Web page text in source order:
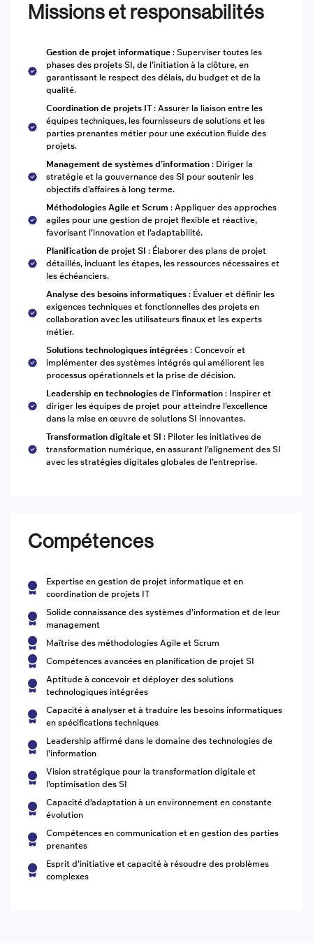
Missions et responsabilités
Gestion de projet informatique : Superviser toutes les
phases des projets SI, de l’initiation à la clôture, en
garantissant le respect des délais, du budget et de la
qualité.
Coordination de projets IT : Assurer la liaison entre les
équipes techniques, les fournisseurs de solutions et les
parties prenantes métier pour une exécution fluide des
projets.
Management de systèmes d’information : Diriger la
stratégie et la gouvernance des SI pour soutenir les
objectifs d’affaires à long terme.
Méthodologies Agile et Scrum: Appliquer des approches
agiles pour une gestion de projet flexible et réactive,
favorisant l’innovation et l’adaptabilité.
Planification de projet SI : Élaborer des plans de projet
détaillés, incluant les étapes, les ressources nécessaires et
les échéanciers.
Analyse des besoins informatiques : Évaluer et définir les
exigences techniques et fonctionnelles des projets en
collaboration avec les utilisateurs finaux et les experts
métier.
Solutions technologiques intégrées : Concevoir et
implémenter des systèmes intégrés qui améliorent les
processus opérationnels et la prise de décision.
Leadership en technologies de l’information : Inspirer et
diriger les équipes de projet pour atteindre l’excellence
dans la mise en œuvre de solutions SI innovantes.
Transformation digitale et SI : Piloter les initiatives de
transformation numérique, en assurant l’alignement des SI
avec les stratégies digitales globales de l’entreprise.
Compétences
Expertise en gestion de projet informatique et en
coordination de projets IT
Solide connaissance des systèmes d’information et de leur
management
Maîtrise des méthodologies Agile et Scrum
Compétences avancées en planification de projet SI
Aptitude à concevoir et déployer des solutions
technologiques intégrées
Capacité à analyser et à traduire les besoins informatiques
en spécifications techniques
Leadership affirmé dans le domaine des technologies de
l’information
Vision stratégique pour la transformation digitale et
l’optimisation des SI
Capacité d’adaptation à un environnement en constante
évolution
Compétences en communication et en gestion des parties
prenantes
Esprit d’initiative et capacité à résoudre des problèmes
complexes